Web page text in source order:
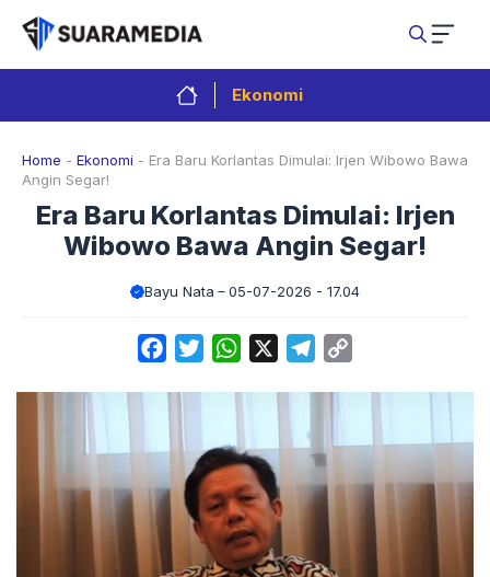
Langsung
isi
Ekonomi
Home - Ekonomi - Era Baru Korlantas Dimulai: Irjen Wibowo Bawa
Angin Segar!
Era Baru Korlantas Dimulai: Irjen
Wibowo Bawa Angin Segar!
Bayu Nata 05-07-2026 - 17.04
FacebookTwitterWhatsApp Telegram